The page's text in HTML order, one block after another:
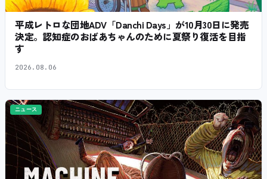
平成レトロな団地ADV「Danchi Days」が10月30日に発売
決定。認知症のおばあちゃんのために夏祭り復活を目指
す
2026.08.06
ニュース